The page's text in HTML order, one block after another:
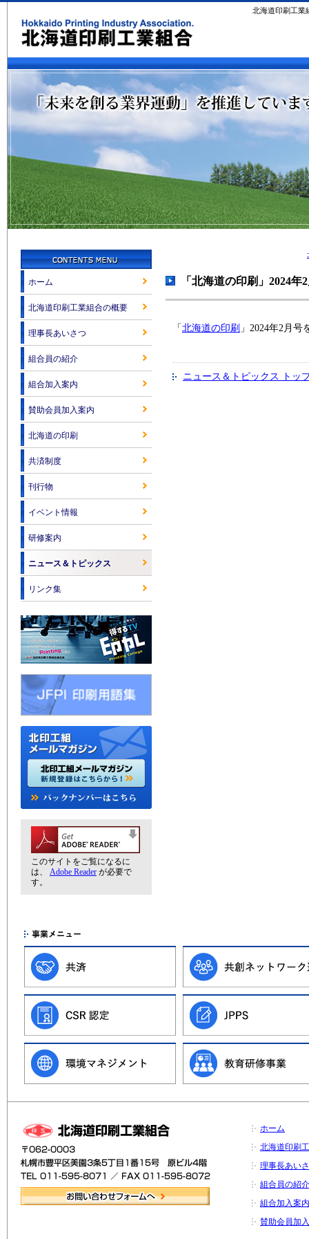
北海道印刷工業
「北海道の印刷」2024
「 北海道の印刷 」2024年2月
ニュース＆トピックス トッ
ホーム
北海道印刷工業組合の概要
理事長あいさつ
組合員の紹介
組合加入案内
賛助会員加入案内
北海道の印刷
共済制度
刊行物
イベント情報
研修案内
ニュース＆トピックス
リンク集
このサイトをご覧になるに
は、 Adobe Reader が必要で
す。
ホーム
北海道印刷
理事長あい
組合員の紹介
組合加入案内
賛助会員加